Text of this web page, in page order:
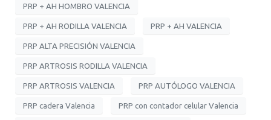
PRP + AH HOMBRO VALENCIA
PRP + AH RODILLA VALENCIA PRP + AH VALENCIA
PRP ALTA PRECISIÓN VALENCIA
PRP ARTROSIS RODILLA VALENCIA
PRP ARTROSIS VALENCIA PRP AUTÓLOGO VALENCIA
PRP cadera Valencia PRP con contador celular Valencia